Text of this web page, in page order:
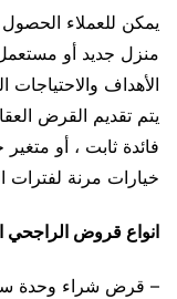
يمكن للعملاء
منزل جديد أو
الأهداف
يتم تقديم القرض
فائدة ثابت ، أو
خيارات مرنة لفترات
انواع قروض الراجحي
– قرض شراء وحدة